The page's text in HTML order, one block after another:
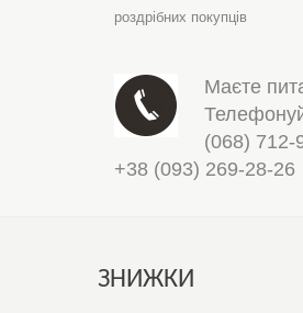
роздрібних покупців
Маєте
(068) 712-
+38 (093) 269-28-26
ЗНИЖКИ